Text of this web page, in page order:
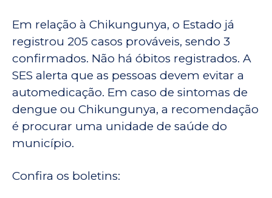
Em relação à Chikungunya, o Estado já
registrou 205 casos prováveis, sendo 3
confirmados. Não há óbitos registrados. A
SES alerta que as pessoas devem evitar a
automedicação. Em caso de sintomas de
dengue ou Chikungunya, a recomendação
é procurar uma unidade de saúde do
município.
Confira os boletins: